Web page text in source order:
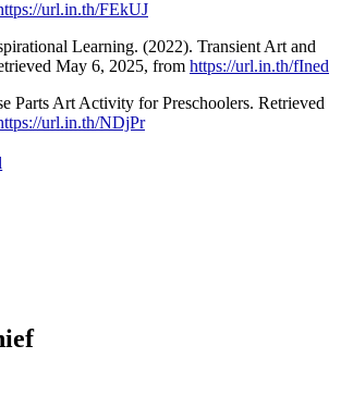
url.in.th/FEkUJ
Learning. (2022). Transient Art and
May 6, 2025, from https://url.in.th/fIned
Parts Art Activity for Preschoolers. Retrieved
url.in.th/NDjPr